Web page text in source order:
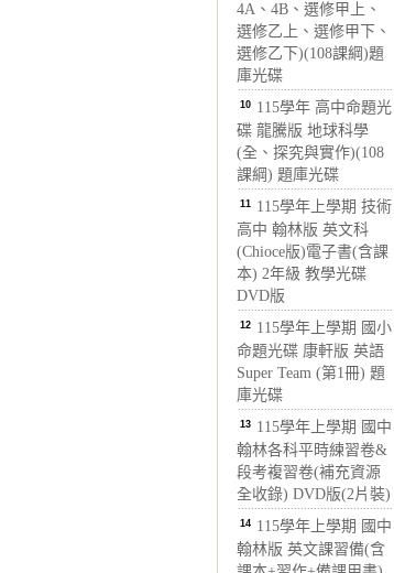
4A、4B、選修甲上、
選修乙上、選修甲下、
選修乙下)(108課綱)題
庫光碟
10 115學年 高中命題光
碟 龍騰版 地球科學
(全、探究與實作)(108
課綱) 題庫光碟
11 115學年上學期 技術
高中 翰林版 英文科
(Chioce版)電子書(含課
本) 2年級 教學光碟
DVD版
12 115學年上學期 國小
命題光碟 康軒版 英語
Super Team (第1冊) 題
庫光碟
13 115學年上學期 國中
翰林各科平時練習卷&
段考複習卷(補充資源
全收錄) DVD版(2片裝)
14 115學年上學期 國中
翰林版 英文課習備(含